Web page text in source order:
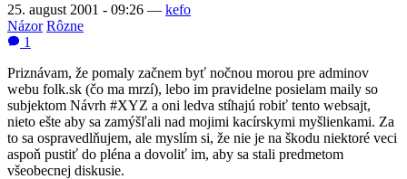
25. august 2001 - 09:26 — kefo
Názor Rôzne
1
Priznávam, že pomaly začnem byť nočnou morou pre adminov
webu folk.sk (čo ma mrzí), lebo im pravidelne posielam maily so
subjektom Návrh #XYZ a oni ledva stíhajú robiť tento websajt,
nieto ešte aby sa zamýšľali nad mojimi kacírskymi myšlienkami. Za
to sa ospravedlňujem, ale myslím si, že nie je na škodu niektoré veci
aspoň pustiť do pléna a dovoliť im, aby sa stali predmetom
všeobecnej diskusie.